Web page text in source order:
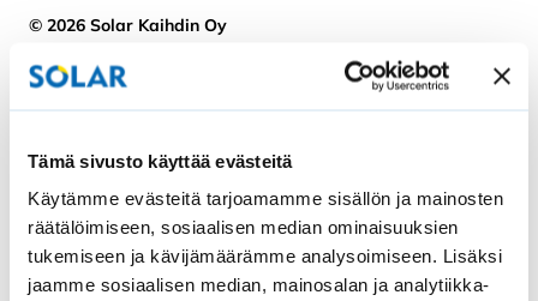
Tämä sivusto käyttää evästeitä
Käytämme evästeitä tarjoamamme sisällön ja mainosten
räätälöimiseen, sosiaalisen median ominaisuuksien
tukemiseen ja kävijämäärämme analysoimiseen. Lisäksi
jaamme sosiaalisen median, mainosalan ja analytiikka-
© 2026 Solar Kaihdin Oy
Tilaa uutiskirje
KAIKKI TUOTTEET
Pimennyskaihtimet
Sälekaihtimet
Älykaihtimet